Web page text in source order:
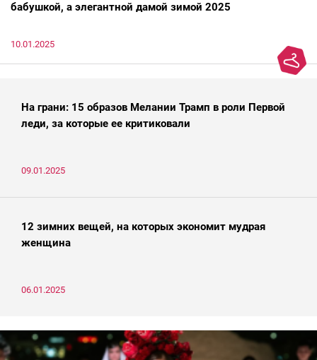
бабушкой, а элегантной дамой зимой 2025
10.01.2025
На грани: 15 образов Мелании Трамп в роли Первой
леди, за которые ее критиковали
09.01.2025
12 зимних вещей, на которых экономит мудрая
женщина
06.01.2025